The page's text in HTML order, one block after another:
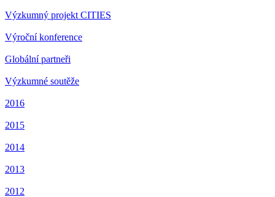
Výzkumný projekt CITIES
Výroční konference
Globální partneři
Výzkumné soutěže
2016
2015
2014
2013
2012